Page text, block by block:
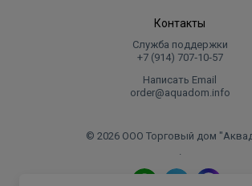
Контакты
Служба поддержки
+7 (914) 707‑10‑57
Написать Email
order@aquadom.info
© 2026 ООО Торговый дом
.